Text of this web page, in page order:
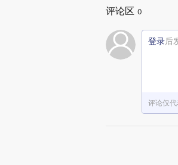
评论区 0
登录后
评论仅